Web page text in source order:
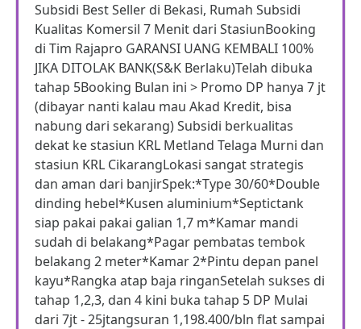
Subsidi Best Seller di Bekasi, Rumah Subsidi
Kualitas Komersil 7 Menit dari StasiunBooking
di Tim Rajapro GARANSI UANG KEMBALI 100%
JIKA DITOLAK BANK(S&K Berlaku)Telah dibuka
tahap 5Booking Bulan ini > Promo DP hanya 7 jt
(dibayar nanti kalau mau Akad Kredit, bisa
nabung dari sekarang) Subsidi berkualitas
dekat ke stasiun KRL Metland Telaga Murni dan
stasiun KRL CikarangLokasi sangat strategis
dan aman dari banjirSpek:*Type 30/60*Double
dinding hebel*Kusen aluminium*Septictank
siap pakai pakai galian 1,7 m*Kamar mandi
sudah di belakang*Pagar pembatas tembok
belakang 2 meter*Kamar 2*Pintu depan panel
kayu*Rangka atap baja ringanSetelah sukses di
tahap 1,2,3, dan 4 kini buka tahap 5 DP Mulai
dari 7jt - 25jtangsuran 1,198.400/bln flat sampai